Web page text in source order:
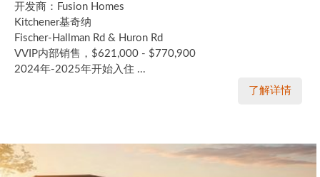
开发商：Fusion Homes
Kitchener基奇纳
Fischer-Hallman Rd & Huron Rd
VVIP内部销售，$621,000 - $770,900
2024年-2025年开始入住 ...
了解详情